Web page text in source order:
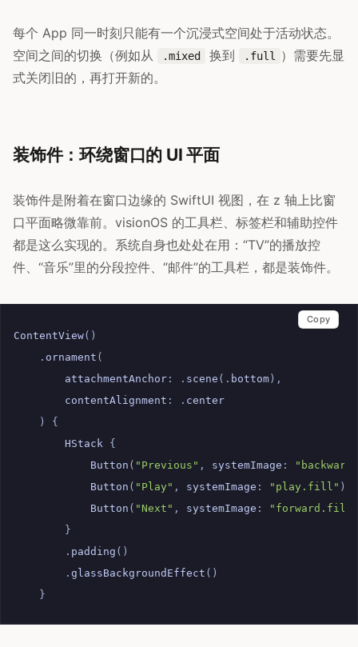
每个 App 同一时刻只能有一个沉浸式空间处于活动状态。
空间之间的切换（例如从
.mixed 换到 .full
）需要先显
式关闭旧的，再打开新的。
装饰件：环绕窗口的 UI 平面
装饰件是附着在窗口边缘的 SwiftUI 视图，在 z 轴上比窗
口平面略微靠前。visionOS 的工具栏、标签栏和辅助控件
都是这么实现的。系统自身也处处在用：“TV”的播放控
件、“音乐”里的分段控件、“邮件”的工具栏，都是装饰件。
ContentView()
. ornament (
attachmentAnchor : . scene (. bottom),
contentAlignment : . center
)
{
HStack
{
Button ( "Previous" , systemImage :
Button ( "Play" , systemImage : "play.fill" )
Button ( "Next" , systemImage :
"forward.fill"
}
. padding ()
. glassBackgroundEffect ()
}
Copy